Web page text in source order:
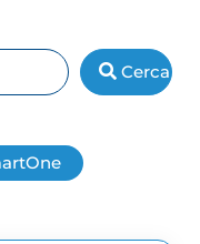
Cerca